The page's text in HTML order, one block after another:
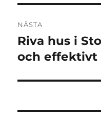
NÄSTA
Nästa
inlägg:
Riva hus i
och effektivt